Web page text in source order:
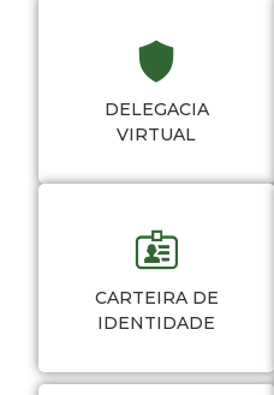
DELEGACIA
VIRTUAL
CARTEIRA DE
IDENTIDADE